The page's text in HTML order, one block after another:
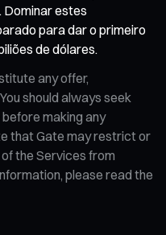
Dominar estes
para dar o primeiro
de dólares.
any offer,
should always seek
making any
that Gate may restrict or
the Services from
please read the